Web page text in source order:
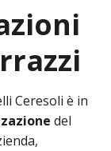
Ceresoli è in
del